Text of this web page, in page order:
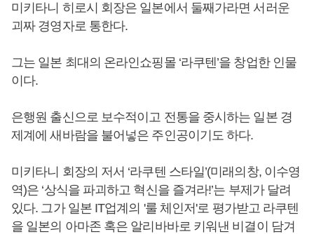
미키타니 히로시 회장은 일본에서 둘째가라면 서러운
괴짜 경영자로 통한다.
그는 일본 최대의 온라인쇼핑몰 ‘라쿠텐’을 창업한 인물
이다.
은행원 출신으로 보수적이고 전통을 중시하는 일본 경
제계에 새바람을 불어넣은 주인공이기도 하다.
미키타니 회장의 저서 ‘라쿠텐 스타일’(미래의창, 이수영
역)은 ‘상식을 파괴하고 혁신을 즐겨라!’는 부제가 달려
있다. 그가 일본 IT업계의 '룰 체인저'로 평가받고 라쿠텐
을 일본의 아마존 혹은 알리바바로 키워낸 비결이 담겨